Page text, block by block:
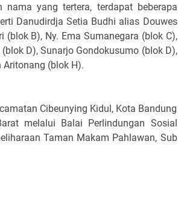
nama yang tertera, terdapat beberapa
Danudirdja Setia Budhi alias Douwes
B), Ny. Ema Sumanegara (blok C),
D), Sunarjo Gondokusumo (blok D),
Aritonang (blok H).
Cibeunying Kidul, Kota Bandung
melalui Balai Perlindungan Sosial
Taman Makam Pahlawan, Sub